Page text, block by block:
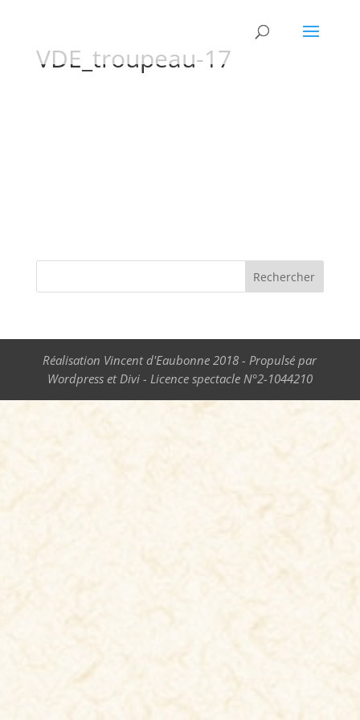
VDE_troupeau-17
Réalisation Vincent d'Eaubonne 2018 - Propulsé par
Wordpress et Divi - Licence spectacle N°2-1044210